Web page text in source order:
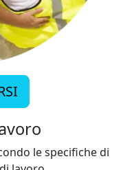
le specifiche di